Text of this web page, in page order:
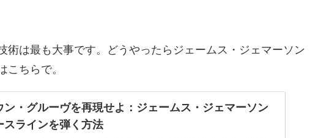
術は最も大事です。どうやったらジェームス・ジェマーソン
こちらで。
ン・グルーヴを再現せよ：ジェームス・ジェマーソン
スラインを弾く方法